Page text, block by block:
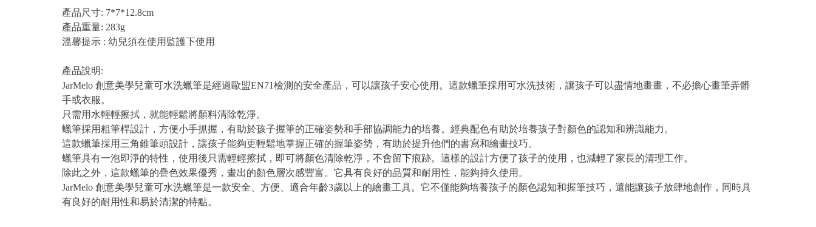
產品尺寸: 7*7*12.8cm
產品重量: 283g
​​​溫馨提示 : 幼兒須在使用監護下使用
產品說明:
JarMelo 創意美學兒童可水洗蠟筆是經過歐盟EN71檢測的安全產品，可以讓孩子安心使用。這款蠟筆採用可水洗技術，讓孩子可以盡情地畫畫，不必擔心畫筆弄髒
手或衣服。
只需用水輕輕擦拭，就能輕鬆將顏料清除乾淨。
蠟筆採用粗筆桿設計，方便小手抓握，有助於孩子握筆的正確姿勢和手部協調能力的培養。經典配色有助於培養孩子對顏色的認知和辨識能力。
這款蠟筆採用三角錐筆頭設計，讓孩子能夠更輕鬆地掌握正確的握筆姿勢，有助於提升他們的書寫和繪畫技巧。
蠟筆具有一泡即淨的特性，使用後只需輕輕擦拭，即可將顏色清除乾淨，不會留下痕跡。這樣的設計方便了孩子的使用，也減輕了家長的清理工作。
除此之外，這款蠟筆的疊色效果優秀，畫出的顏色層次感豐富。它具有良好的品質和耐用性，能夠持久使用。
JarMelo 創意美學兒童可水洗蠟筆是一款安全、方便、適合年齡3歲以上的繪畫工具。它不僅能夠培養孩子的顏色認知和握筆技巧，還能讓孩子放肆地創作，同時具
有良好的耐用性和易於清潔的特點。